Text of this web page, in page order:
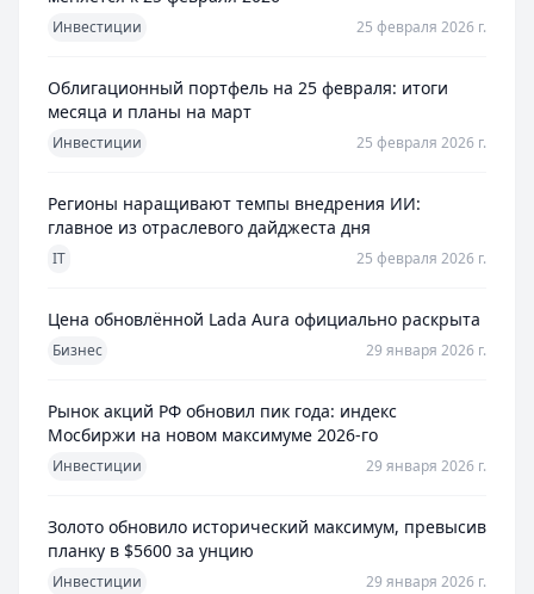
Инвестиции 25 февраля 2026 г.
Облигационный портфель на 25 февраля: итоги
месяца и планы на март
Инвестиции 25 февраля 2026 г.
Регионы наращивают темпы внедрения ИИ:
главное из отраслевого дайджеста дня
IT 25 февраля 2026 г.
Цена обновлённой Lada Aura официально раскрыта
Бизнес 29 января 2026 г.
Рынок акций РФ обновил пик года: индекс
Мосбиржи на новом максимуме 2026-го
Инвестиции 29 января 2026 г.
Золото обновило исторический максимум, превысив
планку в $5600 за унцию
Инвестиции 29 января 2026 г.